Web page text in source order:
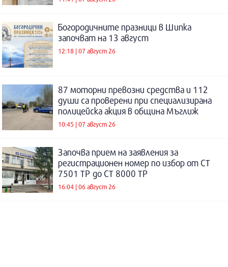
Богородичните празници в Шипка
започват на 13 август
12:18 | 07 август 26
87 моторни превозни средства и 112
души са проверени при специализирана
полицейска акция в община Мъглиж
10:45 | 07 август 26
Започва прием на заявления за
регистрационен номер по избор от СТ
7501 ТР до СТ 8000 ТР
16:04 | 06 август 26